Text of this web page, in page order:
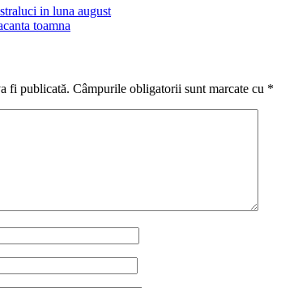
in luna august
toamna
fi publicată. Câmpurile obligatorii sunt marcate cu *